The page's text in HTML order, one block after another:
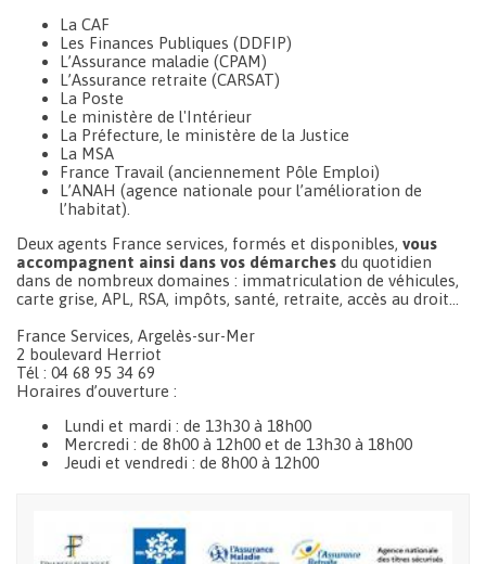
La CAF
Les Finances Publiques (DDFIP)
L’Assurance maladie (CPAM)
L’Assurance retraite (CARSAT)
La Poste
Le ministère de l'Intérieur
La Préfecture, le ministère de la Justice
La MSA
France Travail (anciennement Pôle Emploi)
L’ANAH (agence nationale pour l’amélioration de
l’habitat).
Deux agents France services, formés et disponibles, vous
accompagnent ainsi dans vos démarches du quotidien
dans de nombreux domaines : immatriculation de véhicules,
carte grise, APL, RSA, impôts, santé, retraite, accès au droit…
France Services, Argelès-sur-Mer
2 boulevard Herriot
Tél : 04 68 95 34 69
Horaires d’ouverture :
Lundi et mardi : de 13h30 à 18h00
Mercredi : de 8h00 à 12h00 et de 13h30 à 18h00
Jeudi et vendredi : de 8h00 à 12h00